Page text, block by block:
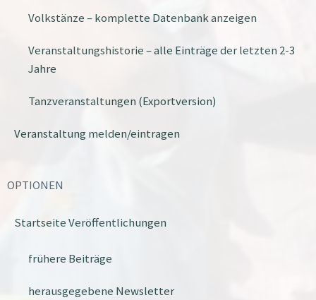
Volkstänze – komplette Datenbank anzeigen
Veranstaltungshistorie – alle Einträge der letzten 2-3
Jahre
Tanzveranstaltungen (Exportversion)
Veranstaltung melden/eintragen
OPTIONEN
Startseite Veröffentlichungen
frühere Beiträge
herausgegebene Newsletter